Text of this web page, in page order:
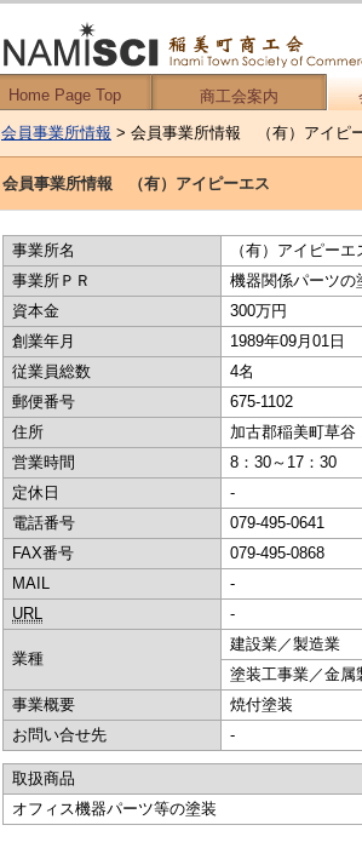
Home Page Top 商工会案内
会員事業所情報 > 会員事業所情報 （有）アイピ
会員事業所情報 （有）アイピーエス
事業所名
（有）アイピー
事業所ＰＲ
機器関係パーツの
資本金
300万円
創業年月
1989年09月01日
従業員総数
4名
郵便番号
675-1102
住所
加古郡稲美町草
営業時間
8：30～17：30
定休日
-
電話番号
079-495-0641
FAX番号
079-495-0868
MAIL
-
URL
-
業種
建設業／製造業
塗装工事業／金属
事業概要
焼付塗装
お問い合せ先
-
取扱商品
オフィス機器パーツ等の塗装